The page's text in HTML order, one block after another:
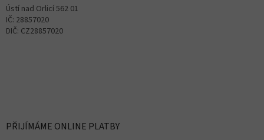
Ústí nad Orlicí 562 01
IČ: 28857020
DIČ: CZ28857020
PŘIJÍMÁME ONLINE PLATBY